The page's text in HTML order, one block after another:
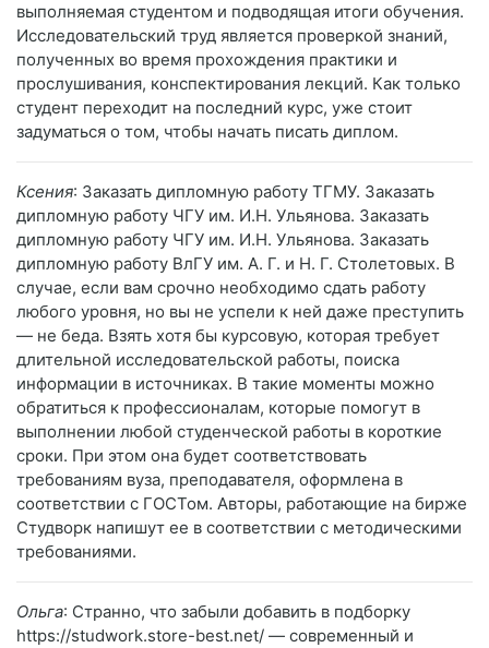
выполняемая студентом и подводящая итоги обучения.
Исследовательский труд является проверкой знаний,
полученных во время прохождения практики и
прослушивания, конспектирования лекций. Как только
студент переходит на последний курс, уже стоит
задуматься о том, чтобы начать писать диплом.
Ксения: Заказать дипломную работу ТГМУ. Заказать
дипломную работу ЧГУ им. И.Н. Ульянова. Заказать
дипломную работу ЧГУ им. И.Н. Ульянова. Заказать
дипломную работу ВлГУ им. А. Г. и Н. Г. Столетовых. В
случае, если вам срочно необходимо сдать работу
любого уровня, но вы не успели к ней даже преступить
— не беда. Взять хотя бы курсовую, которая требует
длительной исследовательской работы, поиска
информации в источниках. В такие моменты можно
обратиться к профессионалам, которые помогут в
выполнении любой студенческой работы в короткие
сроки. При этом она будет соответствовать
требованиям вуза, преподавателя, оформлена в
соответствии с ГОСТом. Авторы, работающие на бирже
Студворк напишут ее в соответствии с методическими
требованиями.
Ольга: Странно, что забыли добавить в подборку
https://studwork.store-best.net/ — современный и